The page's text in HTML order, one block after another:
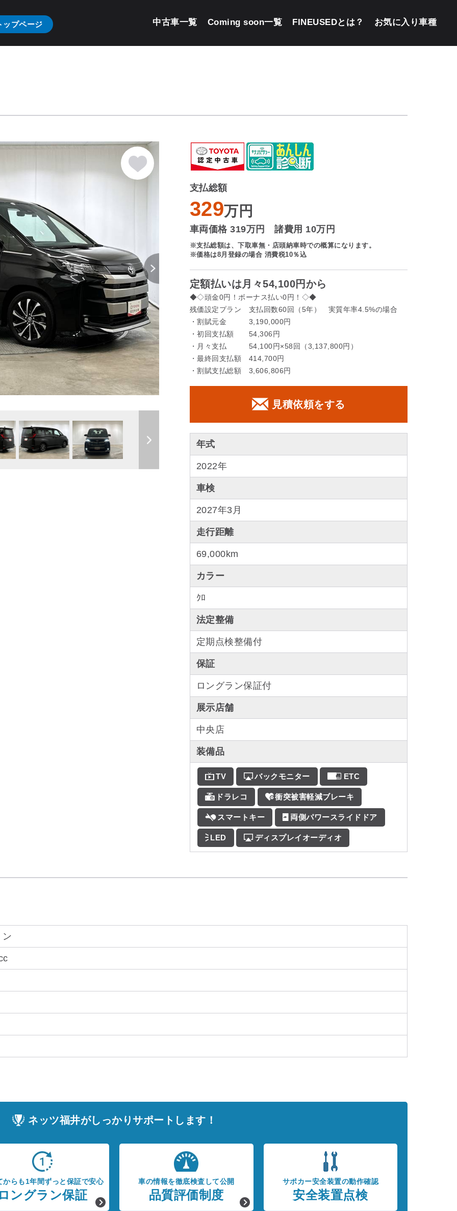
プページ 中古車一覧 Coming soon一覧 FINEUSEDとは？ お気に入り車種
支払総額
329万円
車両価格 319万円 諸費用 10万円
※支払総額は、下取車無・店頭納車時での概算になります。
※価格は8月登録の場合 消費税10％込
定額払いは月々54,100円から
◆◇頭金0円！ボーナス払い0円！◇◆
残価設定プラン 支払回数60回（5年） 実質年率4.5%の場合
・割賦元金 3,190,000円
・初回支払額 54,306円
・月々支払 54,100円×58回（3,137,800円）
・最終回支払額 414,700円
・割賦支払総額 3,606,806円
見積依頼をする
年式
2022年
車検
2027年3月
走行距離
69,000km
カラー
ｸﾛ
法定整備
定期点検整備付
保証
ロングラン保証付
展示店舗
中央店
装備品
TV バックモニター ETC
ドラレコ 衝突被害軽減ブレーキ
スマートキー 両側パワースライドドア
LED ディスプレイオーディオ
ン
ネッツ福井がしっかりサポートします！
からも1年間ずっと保証で安心
ングラン保証
車の情報を徹底検査して公開
品質評価制度
サポカー安全装置の動作確認
安全装置点検